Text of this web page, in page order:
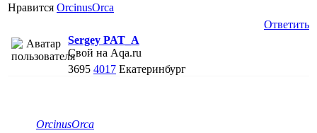
Нравится ОrcinusОrca
Ответить
Sergey PAT_A
Свой на Aqa.ru
3695 4017 Екатеринбург
ОrcinusОrca